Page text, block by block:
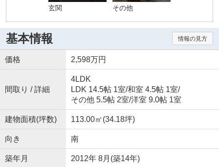
玄関 その他
基本情報 情報の見方
価格 2,598万円
間取り / 詳細
4LDK
LDK 14.5帖 1室/和室 4.5帖 1室/
その他 5.5帖 2室/洋室 9.0帖 1室
建物面積(坪数) 113.00㎡(34.18坪)
向き 南
築年月 2012年 8月(築14年)